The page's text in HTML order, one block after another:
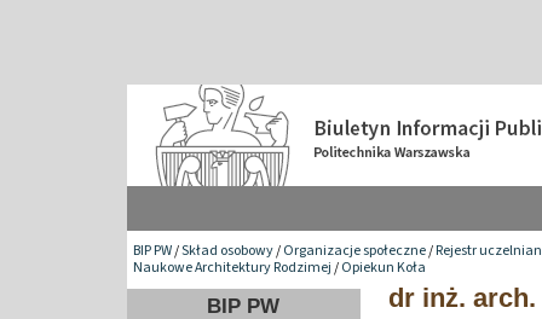
BIP PW/Skład osobowy/Organizacje społeczne/Rejestr
Naukowe Architektury Rodzimej/Opiekun Koła
BIP PW dr inż.